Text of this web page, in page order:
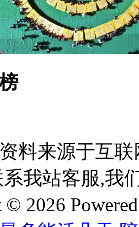
料来源于互
我站客服,我
© 2026